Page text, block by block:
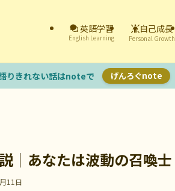
英語学習
English Learning
自己成長
Personal Growth
りきれない話はnoteで げんろぐnote
｜あなたは波動の召喚士
11日